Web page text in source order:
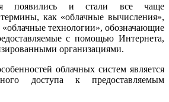
появились и стали все чаще
термины, как «облачные вычисления»,
технологии», обозначающие
с помощью Интернета,
организациями.
облачных систем является
доступа к предоставляемым